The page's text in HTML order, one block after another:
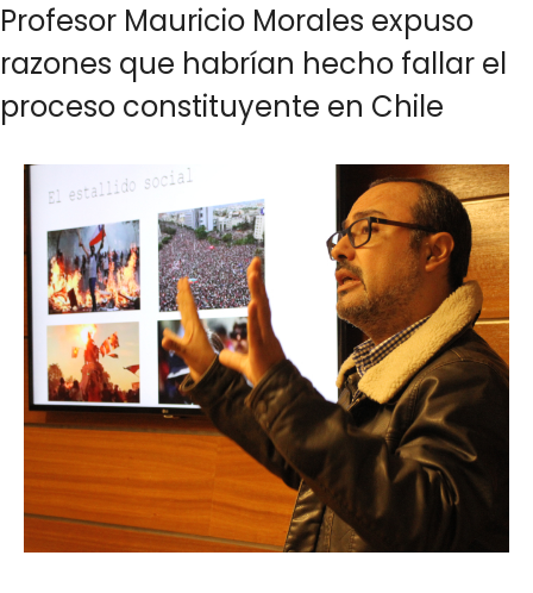
Profesor Mauricio Morales expuso
razones que habrían hecho fallar el
proceso constituyente en Chile